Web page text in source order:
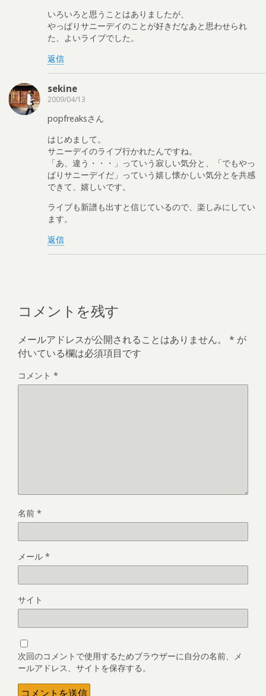
いろいろと思うことはありましたが、
やっぱりサニーデイのことが好きだなあと思わせられ
た、よいライブでした。
返信
sekine
2009/04/13
popfreaksさん
はじめまして。
サニーデイのライブ行かれたんですね。
「あ、違う・・・」っていう寂しい気分と、「でもやっ
ぱりサニーデイだ」っていう嬉し懐かしい気分とを共感
できて、嬉しいです。
ライブも新譜も出すと信じているので、楽しみにしてい
ます。
返信
コメントを残す
メールアドレスが公開されることはありません。 * が
付いている欄は必須項目です
コメント *
名前 *
メール *
サイト
次回のコメントで使用するためブラウザーに自分の名前、メ
ールアドレス、サイトを保存する。